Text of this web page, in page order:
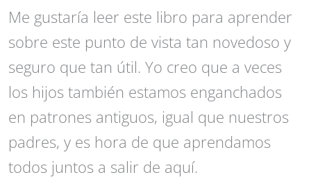
Me gustaría leer este libro para aprender
sobre este punto de vista tan novedoso y
seguro que tan útil. Yo creo que a veces
los hijos también estamos enganchados
en patrones antiguos, igual que nuestros
padres, y es hora de que aprendamos
todos juntos a salir de aquí.